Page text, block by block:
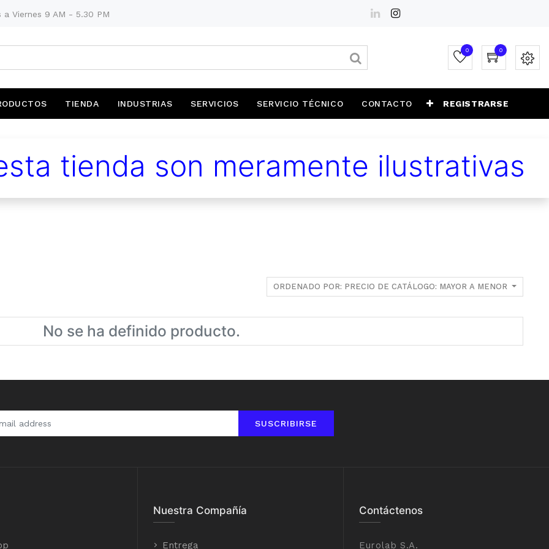
a Viernes 9 AM - 5.30 PM
0 0
TIENDA INDUSTRIAS SERVICIOS SERVICIO TÉCNICO CONTACTO REGISTRARSE
tienda son meramente ilustrativas
ORDENADO POR: PRECIO DE CATÁLOGO: MAYOR A MENOR
No se ha definido producto.
SUSCRIBIRSE
Nuestra Compañía
Entrega
Contáctenos
Eurolab S.A.